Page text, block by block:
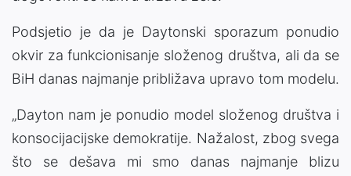
Podsjetio je da je Daytonski sporazum ponudio
okvir za funkcionisanje složenog društva, ali da se
BiH danas najmanje približava upravo tom modelu.
„Dayton nam je ponudio model složenog društva i
konsocijacijske demokratije. Nažalost, zbog svega
što se dešava mi smo danas najmanje blizu